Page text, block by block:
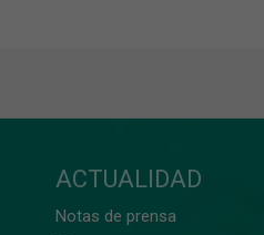
ACTUALIDAD
Notas de prensa